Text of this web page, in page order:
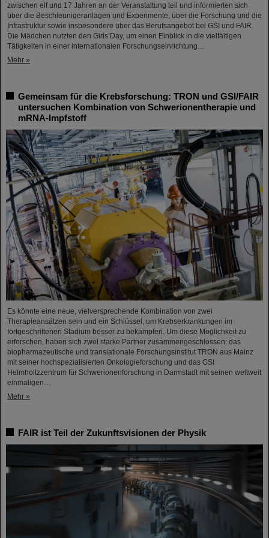
zwischen elf und 17 Jahren an der Veranstaltung teil und informierten sich
über die Beschleunigeranlagen und Experimente, über die Forschung und die
Infrastruktur sowie insbesondere über das Berufsangebot bei GSI und FAIR.
Die Mädchen nutzten den Girls’Day, um einen Einblick in die vielfältigen
Tätigkeiten in einer internationalen Forschungseinrichtung…
Mehr »
Gemeinsam für die Krebsforschung: TRON und GSI/FAIR
untersuchen Kombination von Schwerionentherapie und
mRNA-Impfstoff
Es könnte eine neue, vielversprechende Kombination von zwei
Therapieansätzen sein und ein Schlüssel, um Krebserkrankungen im
fortgeschrittenen Stadium besser zu bekämpfen. Um diese Möglichkeit zu
erforschen, haben sich zwei starke Partner zusammengeschlossen: das
biopharmazeutische und translationale Forschungsinstitut TRON aus Mainz
mit seiner hochspezialisierten Onkologieforschung und das GSI
Helmholtzzentrum für Schwerionenforschung in Darmstadt mit seinen weltweit
einmaligen…
Mehr »
FAIR ist Teil der Zukunftsvisionen der Physik